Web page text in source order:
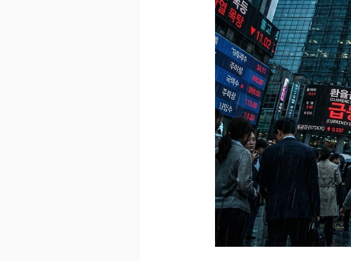
스텔스 양적완화의 민낯: RP
한국은행은 ‘스텔스 양적완화’
완화는 중앙은행이 채권을 매입
어지는 정책입니다. 그러나RP 매
연장하는 편법을 사용해 사실상
아닌 원화를 가지고 양적완화를